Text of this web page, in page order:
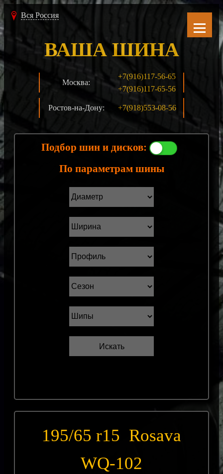
Вся Россия
Москва:
+7(916)117-56-65
+7(916)117-65-56
Ростов-на-Дону: +7(918)553-08-56
ВАША ШИНА
Подбор шин и дисков:
По параметрам шины
195/65 r15 Rosava
WQ-102